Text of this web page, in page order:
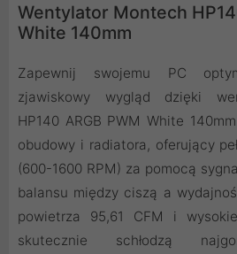
Wentylator Montech
White 140mm
Zapewnij swojemu PC
zjawiskowy wygląd dzięki
HP140 ARGB PWM White
obudowy i radiatora, oferujący
(600-1600 RPM) za pomocą
balansu między ciszą a
powietrza 95,61 CFM i
skutecznie schłodzą